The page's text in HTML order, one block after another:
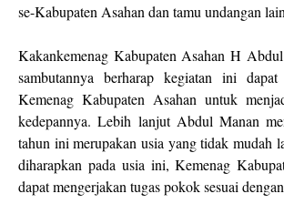
se-Kabupaten Asahan dan tamu undangan
Kakankemenag Kabupaten Asahan H
sambutannya berharap kegiatan ini
Kemenag Kabupaten Asahan untuk
kedepannya. Lebih lanjut Abdul Manan
tahun ini merupakan usia yang tidak mudah
diharapkan pada usia ini, Kemenag
dapat mengerjakan tugas pokok sesuai